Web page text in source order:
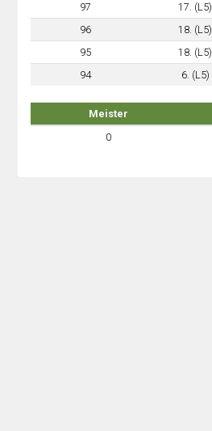
97
17. (L5)
96
18. (L5)
95
18. (L5)
94
6. (L5)
Meister
0